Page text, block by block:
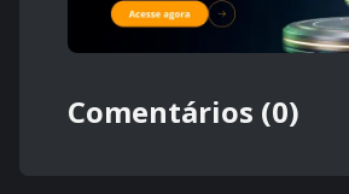
Comentários (0)